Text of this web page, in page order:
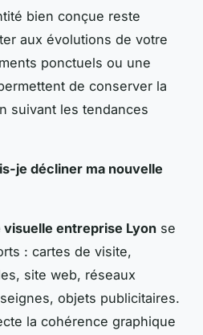
bien conçue reste
aux évolutions de votre
ponctuels ou une
de conserver la
suivant les tendances
je décliner ma nouvelle
entreprise Lyon se
: cartes de visite,
site web, réseaux
objets publicitaires.
la cohérence graphique